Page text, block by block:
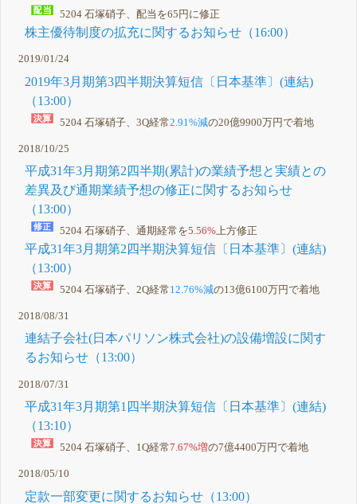
5204 石塚硝子、配当を65円に修正
株主優待制度の拡充に関するお知らせ（16:00）
2019/01/24
2019年3月期第3四半期決算短信〔日本基準〕(連結)
（13:00）
5204 石塚硝子、3Q経常2.91%減の20億9900万円で着地
2018/10/25
平成31年3月期第2四半期(累計)の業績予想と実績との
差異及び通期業績予想の修正に関するお知らせ
（13:00）
5204 石塚硝子、通期経常を5.56%上方修正
平成31年3月期第2四半期決算短信〔日本基準〕(連結)
（13:00）
5204 石塚硝子、2Q経常12.76%減の13億6100万円で着地
2018/08/31
連結子会社(日本パリソン株式会社)の設備増設に関す
るお知らせ（13:00）
2018/07/31
平成31年3月期第1四半期決算短信〔日本基準〕(連結)
（13:10）
5204 石塚硝子、1Q経常7.67%増の7億4400万円で着地
2018/05/10
定款一部変更に関するお知らせ（13:00）